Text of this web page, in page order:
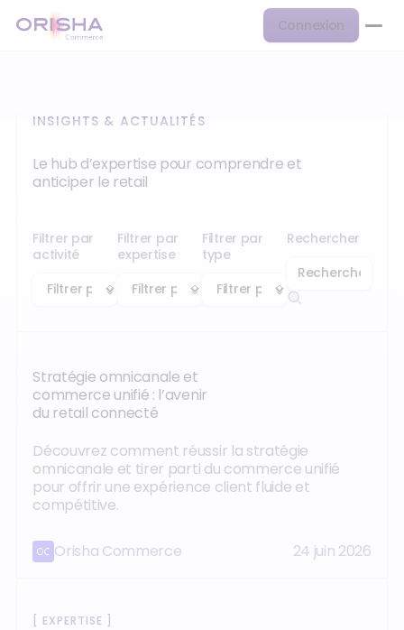
Connexion
INSIGHTS & ACTUALITÉS
Le hub d’expertise pour comprendre et
anticiper le retail
Filtrer par
activité
Filtrer par
expertise
Filtrer par
type
Rechercher
Stratégie omnicanale et
commerce unifié : l’avenir
du retail connecté
Découvrez comment réussir la stratégie
omnicanale et tirer parti du commerce unifié
pour offrir une expérience client fluide et
compétitive.
Orisha Commerce 24 juin 2026
EXPERTISE